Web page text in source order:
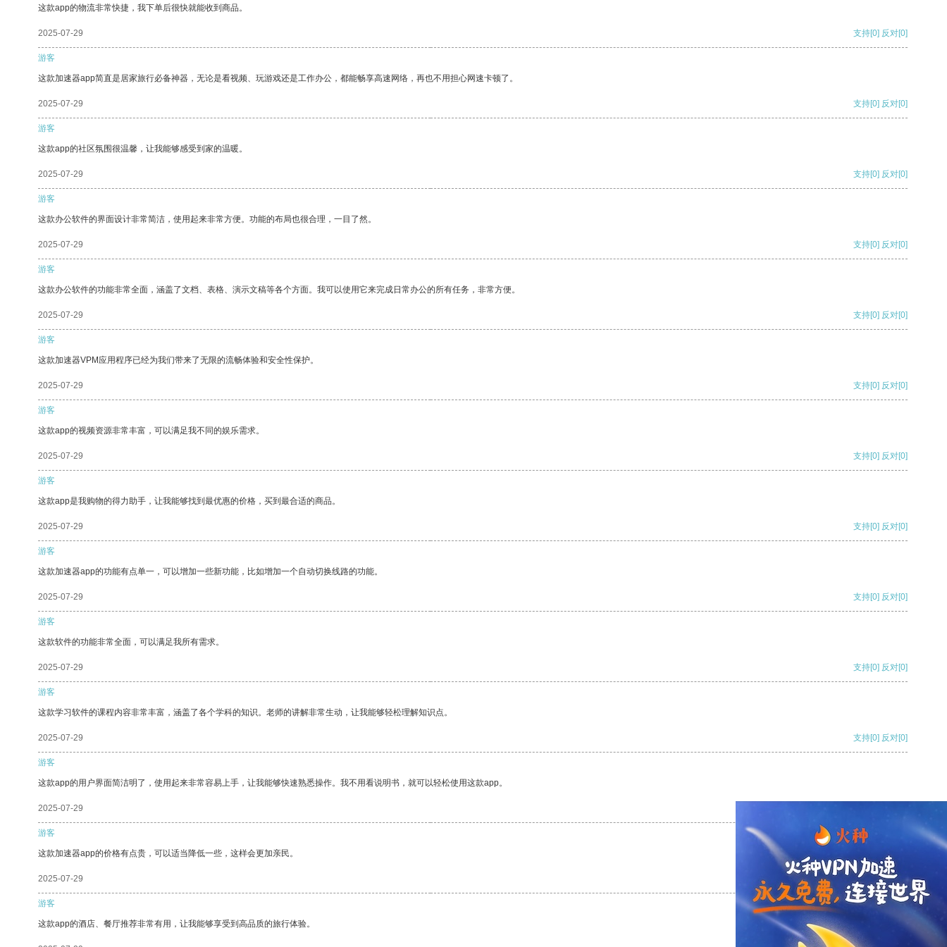
这款app的物流非常快捷，我下单后很快就能收到商品。
2025-07-29 支持[0] 反对[0]
游客
这款加速器app简直是居家旅行必备神器，无论是看视频、玩游戏还是工作办公，都能畅享高速网络，再也不用担心网速卡顿了。
2025-07-29 支持[0] 反对[0]
游客
这款app的社区氛围很温馨，让我能够感受到家的温暖。
2025-07-29 支持[0] 反对[0]
游客
这款办公软件的界面设计非常简洁，使用起来非常方便。功能的布局也很合理，一目了然。
2025-07-29 支持[0] 反对[0]
游客
这款办公软件的功能非常全面，涵盖了文档、表格、演示文稿等各个方面。我可以使用它来完成日常办公的所有任务，非常方便。
2025-07-29 支持[0] 反对[0]
游客
这款加速器VPM应用程序已经为我们带来了无限的流畅体验和安全性保护。
2025-07-29 支持[0] 反对[0]
游客
这款app的视频资源非常丰富，可以满足我不同的娱乐需求。
2025-07-29 支持[0] 反对[0]
游客
这款app是我购物的得力助手，让我能够找到最优惠的价格，买到最合适的商品。
2025-07-29 支持[0] 反对[0]
游客
这款加速器app的功能有点单一，可以增加一些新功能，比如增加一个自动切换线路的功能。
2025-07-29 支持[0] 反对[0]
游客
这款软件的功能非常全面，可以满足我所有需求。
2025-07-29 支持[0] 反对[0]
游客
这款学习软件的课程内容非常丰富，涵盖了各个学科的知识。老师的讲解非常生动，让我能够轻松理解知识点。
2025-07-29 支持[0] 反对[0]
游客
这款app的用户界面简洁明了，使用起来非常容易上手，让我能够快速熟悉操作。我不用看说明书，就可以轻松使用这款app。
2025-07-29
游客
这款加速器app的价格有点贵，可以适当降低一些，这样会更加亲民。
2025-07-29 支持 [0] 反对 [0]
游客
这款app的酒店、餐厅推荐非常有用，让我能够享受到高品质的旅行体验。